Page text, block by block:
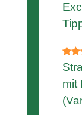
mit